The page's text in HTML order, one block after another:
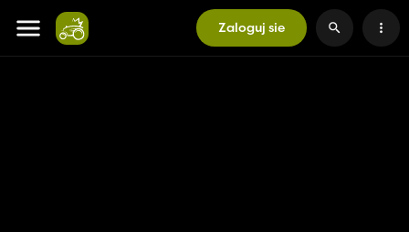
Zaloguj sie